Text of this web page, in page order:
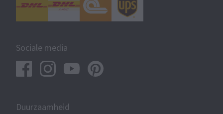
Sociale media
Duurzaamheid